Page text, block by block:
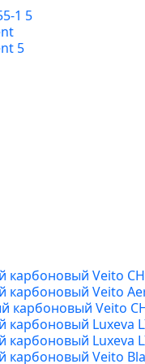
1 5
5
Veito
карбоновый Veito
Veito
Luxeva
Luxeva
Veito